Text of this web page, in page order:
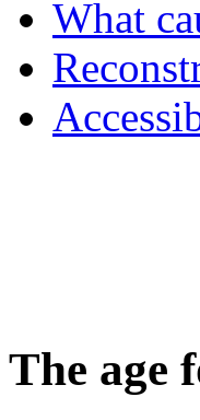
What
The age